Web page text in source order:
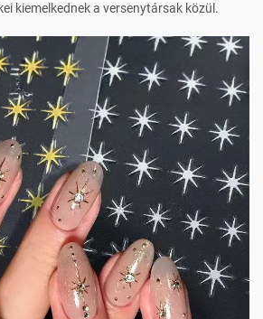
kiemelkednek a versenytársak közül.